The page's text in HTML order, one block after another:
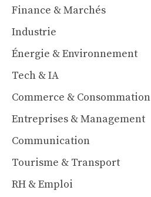
Finance & Marchés
Industrie
Énergie & Environnement
Tech & IA
Commerce & Consommation
Entreprises & Management
Communication
Tourisme & Transport
RH & Emploi